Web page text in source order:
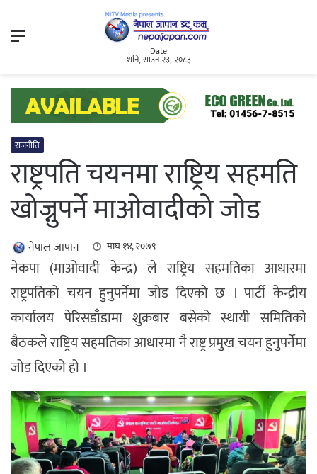
Menu
Date
शनि, साउन २३, २०८३
राजनीति
राष्ट्रपति चयनमा राष्ट्रिय सहमति
खोज्नुपर्ने माओवादीको जोड
नेपाल जापान माघ १४, २०७९
नेकपा (माओवादी केन्द्र) ले राष्ट्रिय सहमतिका आधारमा
राष्ट्रपतिको चयन हुनुपर्नेमा जोड दिएको छ । पार्टी केन्द्रीय
कार्यालय पेरिसडाँडामा शुक्रबार बसेको स्थायी समितिको
बैठकले राष्ट्रिय सहमतिका आधारमा नै राष्ट्र प्रमुख चयन हुनुपर्नेमा
जोड दिएको हो ।